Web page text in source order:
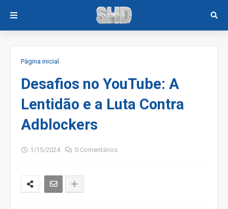
Página inicial
Desafios no YouTube: A
Lentidão e a Luta Contra
Adblockers
1/15/2024 0 Comentários